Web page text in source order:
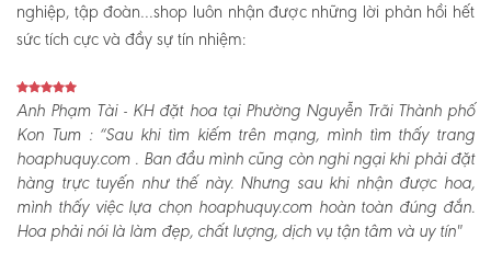
nghiệp, tập đoàn…shop luôn nhận được những lời phản hồi hết
sức tích cực và đầy sự tín nhiệm:
Anh Phạm Tài - KH đặt hoa tại Phường Nguyễn Trãi Thành phố
Kon Tum :“Sau khi tìm kiếm trên mạng, mình tìm thấy trang
hoaphuquy.com . Ban đầu mình cũng còn nghi ngại khi phải đặt
hàng trực tuyến như thế này. Nhưng sau khi nhận được hoa,
mình thấy việc lựa chọn hoaphuquy.com hoàn toàn đúng đắn.
Hoa phải nói là làm đẹp, chất lượng, dịch vụ tận tâm và uy tín"